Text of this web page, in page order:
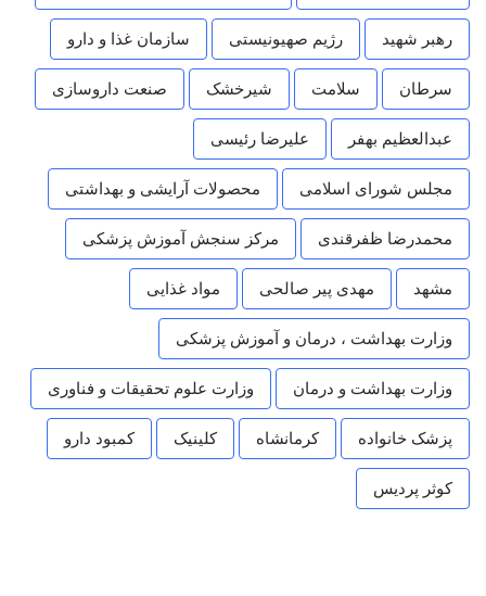
رهبر شهید رژیم صهیونیستی سازمان غذا و دارو
سرطان سلامت شیرخشک صنعت داروسازی
عبدالعظیم بهفر علیرضا رئیسی
مجلس شورای اسلامی محصولات آرایشی و بهداشتی
محمدرضا ظفرقندی مرکز سنجش آموزش پزشکی
مشهد مهدی پیر صالحی مواد غذایی
وزارت بهداشت ، درمان و آموزش پزشکی
وزارت بهداشت و درمان وزارت علوم تحقیقات و فناوری
پزشک خانواده کرمانشاه کلینیک کمبود دارو
کوثر پردیس